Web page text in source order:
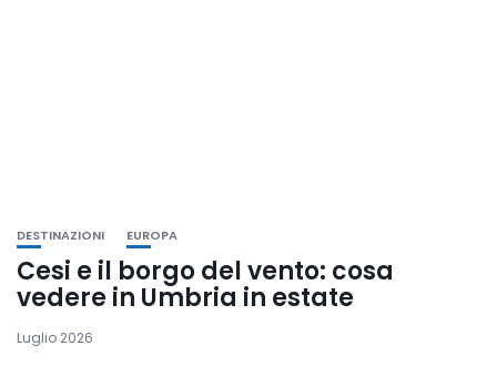
DESTINAZIONI EUROPA
Cesi e il borgo del vento: cosa
vedere in Umbria in estate
Luglio 2026